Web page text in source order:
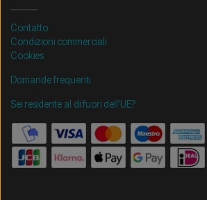
Contatto
Condizioni commerciali
Cookies
Domande frequenti
Sei residente al di fuori dell'UE?